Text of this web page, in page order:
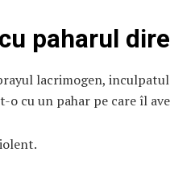
paharul
lacrimogen,
o cu un pahar pe care îl